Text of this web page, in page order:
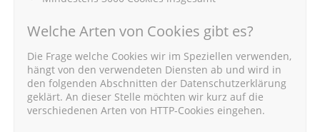
Welche Arten von Cookies gibt es?
Die Frage welche Cookies wir im Speziellen verwenden,
hängt von den verwendeten Diensten ab und wird in
den folgenden Abschnitten der Datenschutzerklärung
geklärt. An dieser Stelle möchten wir kurz auf die
verschiedenen Arten von HTTP-Cookies eingehen.